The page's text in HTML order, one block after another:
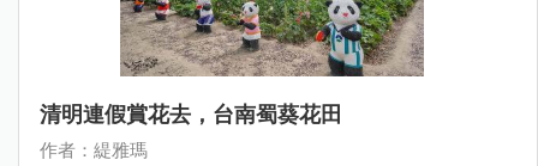
清明連假賞花去，台南蜀葵花田
作者：緹雅瑪